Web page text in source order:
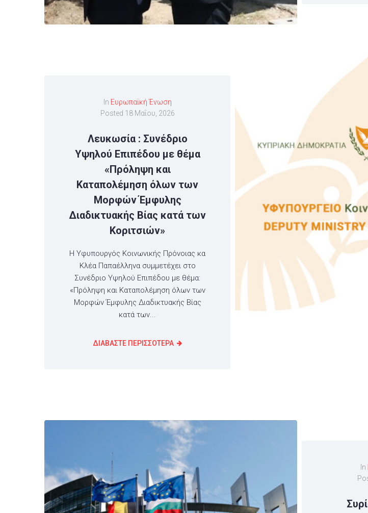
In Ευρωπαϊκή Ένωση
Posted 18 Μαΐου, 2026
Λευκωσία : Συνέδριο
Υψηλού Επιπέδου με θέμα
«Πρόληψη και
Καταπολέμηση όλων των
Μορφών Έμφυλης
Διαδικτυακής Βίας κατά των
Κοριτσιών»
Η Υφυπουργός Κοινωνικής Πρόνοιας κα
Κλέα Παπαέλληνα συμμετέχει στο
Συνέδριο Υψηλού Επιπέδου με θέμα:
«Πρόληψη και Καταπολέμηση όλων των
Μορφών Έμφυλης Διαδικτυακής Βίας
κατά των...
ΔΙΑΒΑΣΤΕ ΠΕΡΙΣΣΟΤΕΡΑ
In